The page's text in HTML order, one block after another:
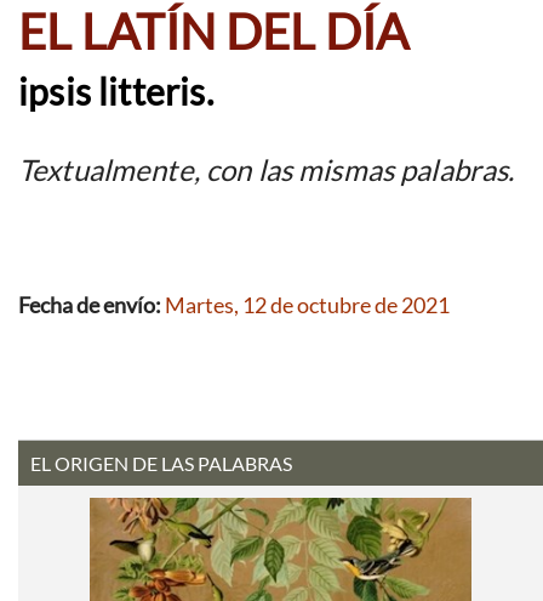
EL LATÍN DEL DÍA
ipsis litteris.
Textualmente, con las mismas palabras.
Fecha de envío: Martes, 12 de octubre de 2021
EL ORIGEN DE LAS PALABRAS